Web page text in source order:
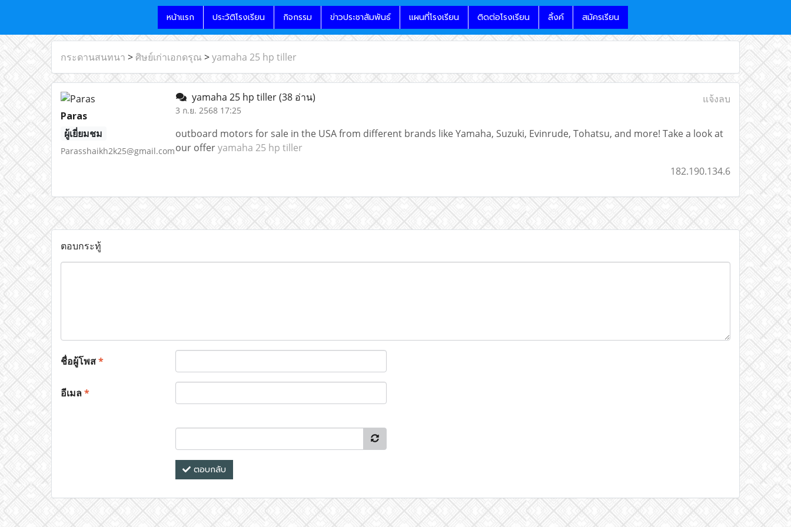
หน้าแรก ประวัติโรงเรียน กิจกรรม ข่าวประชาสัมพันธ์ แผนที่โรงเรียน ติดต่อโรงเรียน ลิ้งค์ สมัครเรียน
กระดานสนทนา > ศิษย์เก่าเอกดรุณ >yamaha 25 hp tiller
Paras
ผู้เยี่ยมชม
Parasshaikh2k25@gmail.com
yamaha 25 hp tiller(38 อ่าน)
3 ก.ย. 2568 17:25
แจ้งลบ
outboard motors for sale in the USA from different brands like Yamaha, Suzuki, Evinrude, Tohatsu, and more! Take a look at
our offeryamaha 25 hp tiller
182.190.134.6
ตอบกระทู้
ชื่อผู้โพส*
อีเมล*
ตอบกลับ